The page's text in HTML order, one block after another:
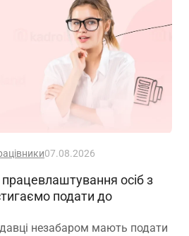
07.08.2026
осіб з
подати до
незабаром мають подати